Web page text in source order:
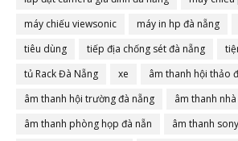
máy chiếu viewsonic
máy in hp đà nẵng
tiêu dùng
tiếp địa chống sét đà nẵng
tủ Rack Đà Nẵng
xe
âm thanh hội thảo
âm thanh hội trường đà nẵng
âm thanh
âm thanh phòng họp đà nẵn
âm thanh sony